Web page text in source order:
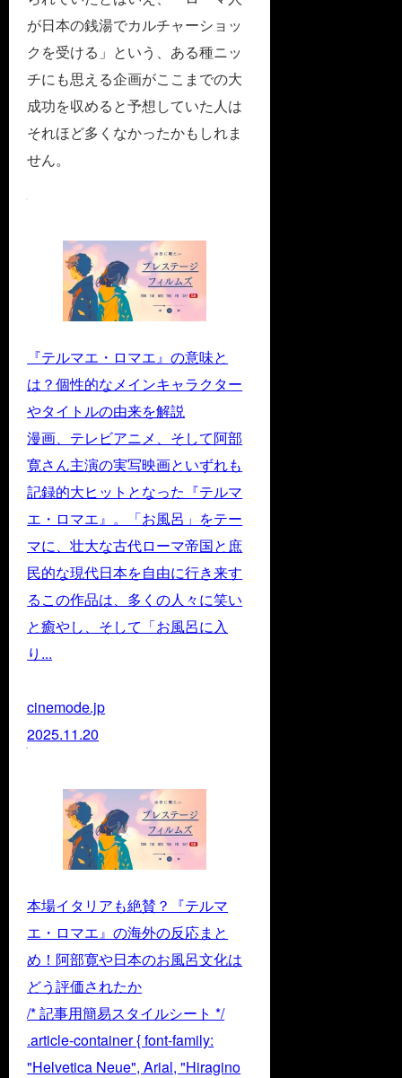
が日本の銭湯でカルチャーショッ
クを受ける」という、ある種ニッ
チにも思える企画がここまでの大
成功を収めると予想していた人は
それほど多くなかったかもしれま
せん。
『テルマエ・ロマエ』の意味と
は？個性的なメインキャラクター
やタイトルの由来を解説
漫画、テレビアニメ、そして阿部
寛さん主演の実写映画といずれも
記録的大ヒットとなった『テルマ
エ・ロマエ』。「お風呂」をテー
マに、壮大な古代ローマ帝国と庶
民的な現代日本を自由に行き来す
るこの作品は、多くの人々に笑い
と癒やし、そして「お風呂に入
り...
cinemode.jp
2025.11.20
本場イタリアも絶賛？『テルマ
エ・ロマエ』の海外の反応まと
め！阿部寛や日本のお風呂文化は
どう評価されたか
/* 記事用簡易スタイルシート */
.article-container { font-family:
"Helvetica Neue", Arial, "Hiragino